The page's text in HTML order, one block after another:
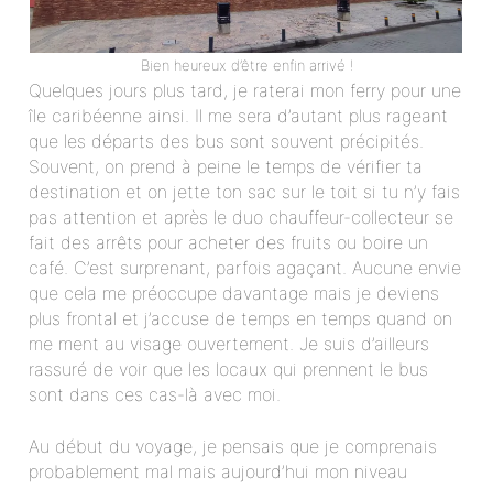
Bien heureux d’être enfin arrivé !
Quelques jours plus tard, je raterai mon ferry pour une
île caribéenne ainsi. Il me sera d’autant plus rageant
que les départs des bus sont souvent précipités.
Souvent, on prend à peine le temps de vérifier ta
destination et on jette ton sac sur le toit si tu n’y fais
pas attention et après le duo chauffeur-collecteur se
fait des arrêts pour acheter des fruits ou boire un
café. C’est surprenant, parfois agaçant. Aucune envie
que cela me préoccupe davantage mais je deviens
plus frontal et j’accuse de temps en temps quand on
me ment au visage ouvertement. Je suis d’ailleurs
rassuré de voir que les locaux qui prennent le bus
sont dans ces cas-là avec moi.
Au début du voyage, je pensais que je comprenais
probablement mal mais aujourd’hui mon niveau